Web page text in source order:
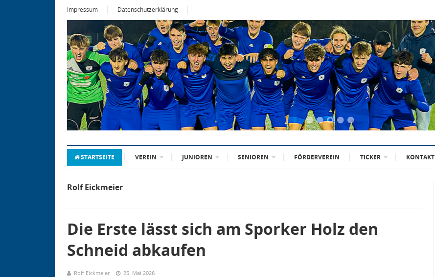
Impressum Datenschutzerklärung
STARTSEITE VEREIN JUNIOREN SENIOREN FÖRDERVEREIN TICKER KONTAKT
Rolf Eickmeier
Die Erste lässt sich am Sporker Holz den
Schneid abkaufen
Rolf Eickmeier 25. Mai 2026